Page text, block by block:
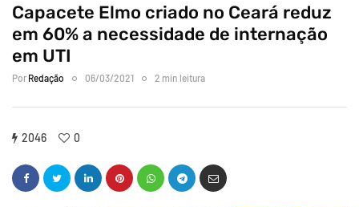
Capacete Elmo criado no Ceará reduz
em 60% a necessidade de internação
em UTI
Por Redação 06/03/2021 2 min leitura
2046 0